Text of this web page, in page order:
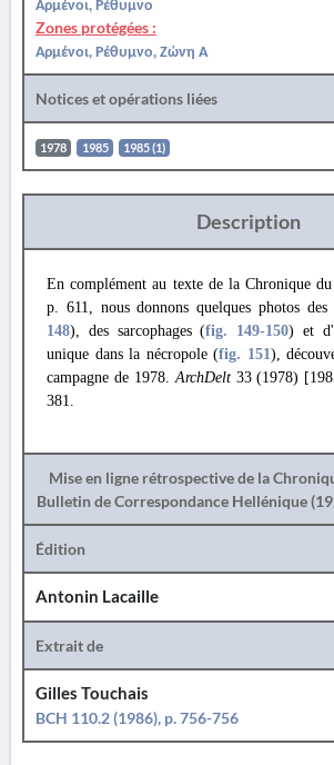
Αρμένοι, Ρέθυμνο
Zones protégées :
Αρμένοι, Ρέθυμνο, Ζώνη Α
Notices et opérations liées
1978 1985 1985 (1)
Description
En complément au texte de la Chronique du
p. 611, nous donnons quelques photos des
148), des sarcophages (fig. 149-150) et
unique dans la nécropole (fig. 151),
campagne de 1978.ArchDelt 33 (1978)
381.
Mise en ligne rétrospective de la
Bulletin de Correspondance Hellénique
Édition
Antonin Lacaille
Extrait de
Gilles Touchais
BCH 110.2 (1986), p. 756-756